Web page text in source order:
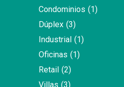
Condominios (1)
Dúplex (3)
Industrial (1)
Oficinas (1)
Retail (2)
Villas (3)